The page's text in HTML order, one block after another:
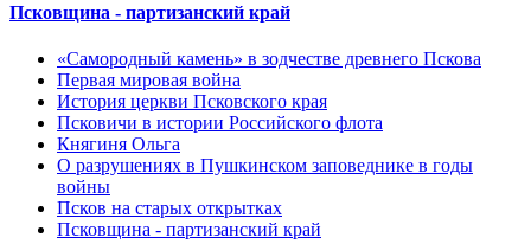
Псковщина - партизанский край
«Самородный камень» в зодчестве древнего Пскова
Первая мировая война
История церкви Псковского края
Псковичи в истории Российского флота
Княгиня Ольга
О разрушениях в Пушкинском заповеднике в годы
войны
Псков на старых открытках
Псковщина - партизанский край